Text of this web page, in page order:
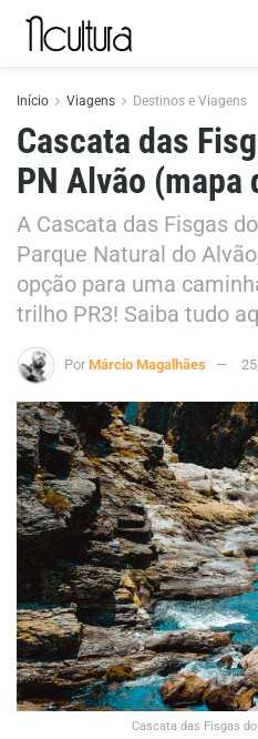
Início Viagens Destinos e Viagens
Cascata das
PN Alvão (mapa
A Cascata das Fisgas
Parque Natural do
opção para uma
trilho PR3! Saiba tudo
Por Márcio Magalhães
Cascata das Fisgas